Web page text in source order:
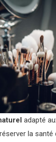
adapté
la santé